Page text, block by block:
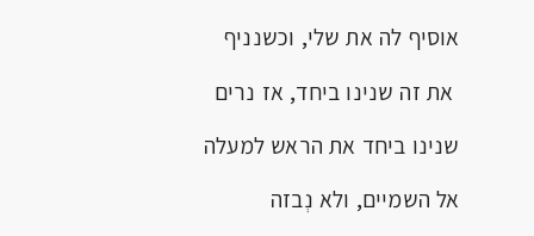
אוסיף לה את שלי, וכשנניף
את זה שנינו ביחד, אז נרים
שנינו ביחד את הראש למעלה
אל השמיים, ולא נְבזה